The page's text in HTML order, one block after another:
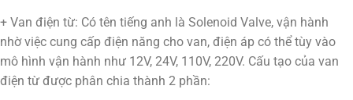
+ Van điện từ: Có tên tiếng anh là Solenoid Valve, vận hành
nhờ việc cung cấp điện năng cho van, điện áp có thể tùy vào
mô hình vận hành như 12V, 24V, 110V, 220V. Cấu tạo của van
điện từ được phân chia thành 2 phần: